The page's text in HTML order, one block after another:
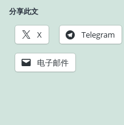
分享此文
X Telegram
电子邮件